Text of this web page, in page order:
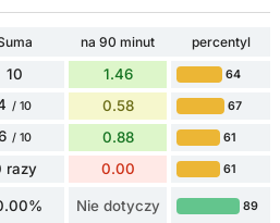
na 90 minut
percentyl
10 1.46 64
/ 10 0.58 67
/ 10 0.88 61
razy 0.00 61
Nie dotyczy 89